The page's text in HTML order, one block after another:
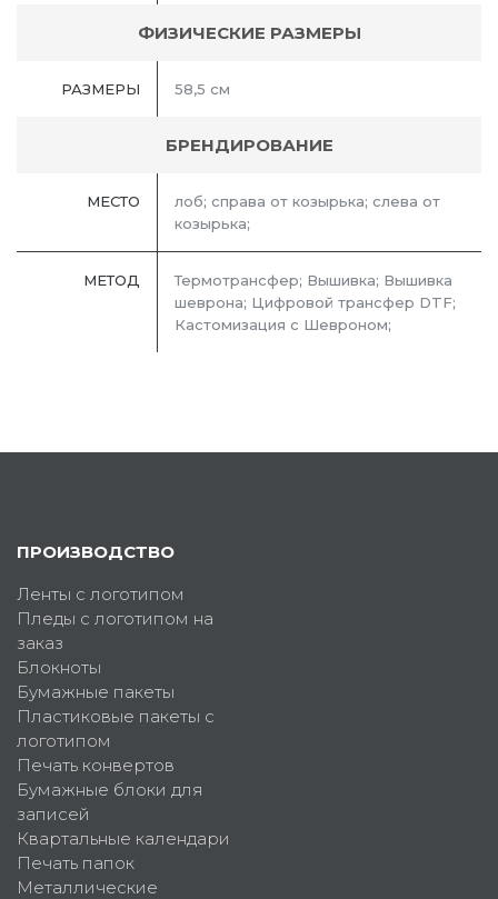
ФИЗИЧЕСКИЕ РАЗМЕРЫ
РАЗМЕРЫ 58,5 см
БРЕНДИРОВАНИЕ
МЕСТО
лоб; справа от козырька; слева от
козырька;
МЕТОД
Термотрансфер; Вышивка; Вышивка
шеврона; Цифровой трансфер DTF;
Кастомизация с Шевроном;
ПРОИЗВОДСТВО
Ленты с логотипом
Пледы с логотипом на
заказ
Блокноты
Бумажные пакеты
Пластиковые пакеты с
логотипом
Печать конвертов
Бумажные блоки для
записей
Квартальные календари
Печать папок
Металлические